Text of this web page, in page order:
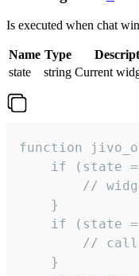
Is executed when chat
Name Type
state
string Current
function
if (state
//
    }
if (state
//
    }